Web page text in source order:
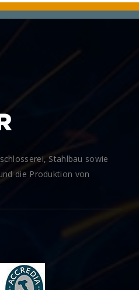
Stahlbau sowie
die Produktion von